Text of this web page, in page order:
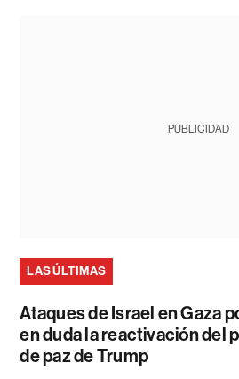
PUBLICIDAD
LAS ÚLTIMAS
Ataques de Israel en Gaza
en duda la reactivación del
de paz de Trump